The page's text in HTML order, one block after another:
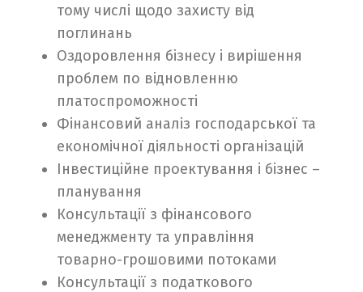
тому числі щодо захисту від
поглинань
Оздоровлення бізнесу і вирішення
проблем по відновленню
платоспроможності
Фінансовий аналіз господарської та
економічної діяльності організацій
Інвестиційне проектування і бізнес –
планування
Консультації з фінансового
менеджменту та управління
товарно-грошовими потоками
Консультації з податкового